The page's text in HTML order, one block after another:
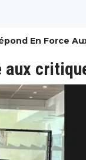
En Force
aux